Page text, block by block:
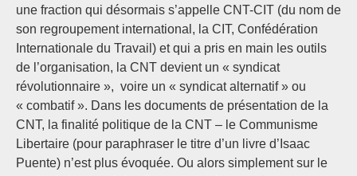
une fraction qui désormais s’appelle CNT-CIT (du nom de
son regroupement international, la CIT, Confédération
Internationale du Travail) et qui a pris en main les outils
de l’organisation, la CNT devient un « syndicat
révolutionnaire », voire un « syndicat alternatif » ou
« combatif ». Dans les documents de présentation de la
CNT, la finalité politique de la CNT – le Communisme
Libertaire (pour paraphraser le titre d’un livre d’Isaac
Puente) n’est plus évoquée. Ou alors simplement sur le